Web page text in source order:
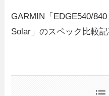
GARMIN「EDGE540/
Solar」のスペック比較記